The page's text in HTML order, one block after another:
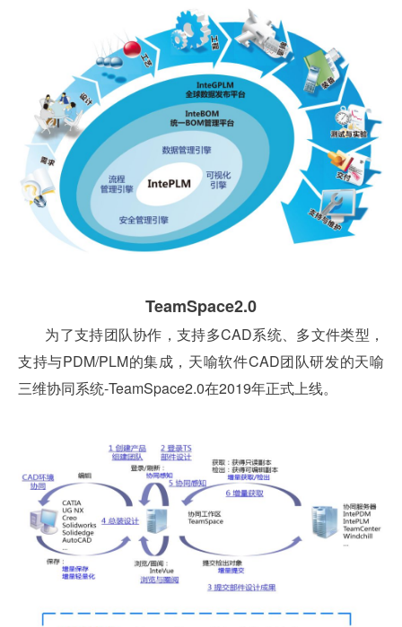
TeamSpace2.0
为了支持团队协作，支持多CAD系统、多文件类型，
支持与PDM/PLM的集成 ，天喻软件CAD团队研发的天喻
三维协同系统-TeamSpace2.0在2019年正式上线。